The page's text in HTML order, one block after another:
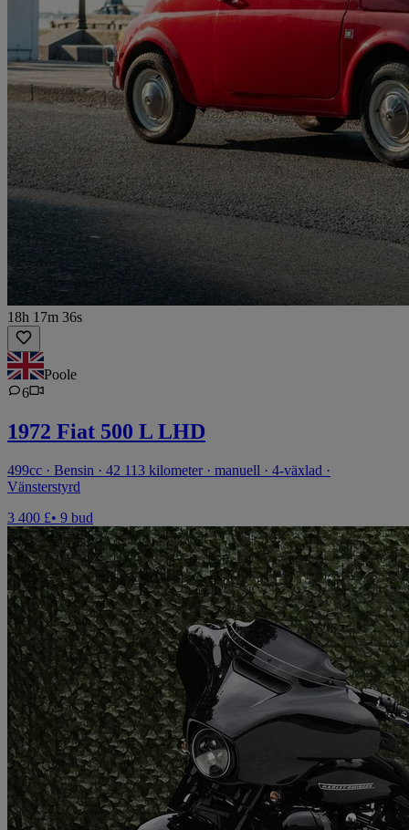
18h 17m 36s
Poole
6
1972 Fiat 500 L LHD
499cc · Bensin · 42 113 kilometer · manuell · 4-växlad ·
Vänsterstyrd
3 400 £• 9 bud